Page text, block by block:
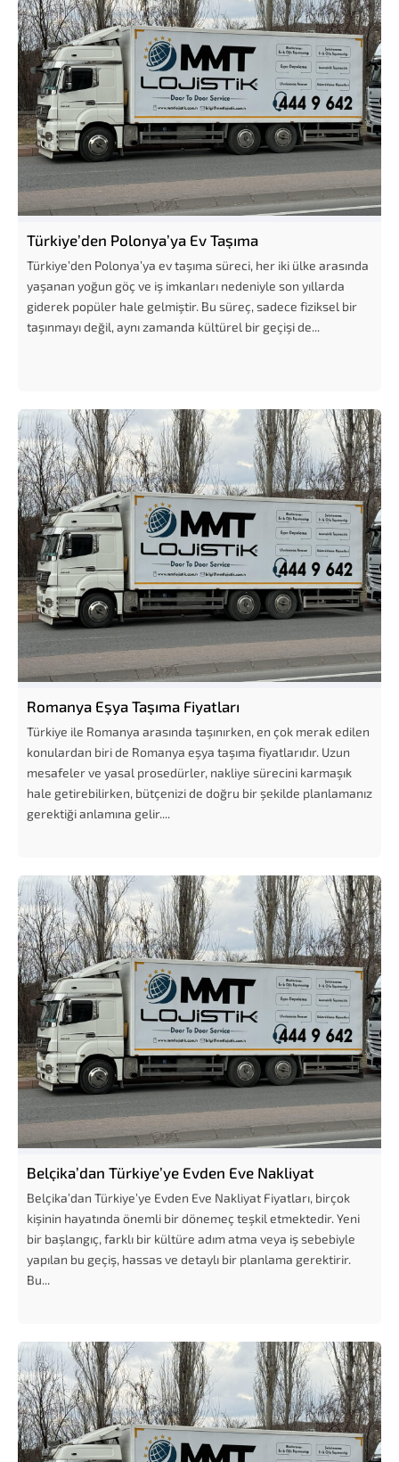
Türkiye’den Polonya’ya Ev Taşıma
Türkiye’den Polonya’ya ev taşıma süreci, her iki ülke arasında
yaşanan yoğun göç ve iş imkanları nedeniyle son yıllarda
giderek popüler hale gelmiştir. Bu süreç, sadece fiziksel bir
taşınmayı değil, aynı zamanda kültürel bir geçişi de...
Romanya Eşya Taşıma Fiyatları
Türkiye ile Romanya arasında taşınırken, en çok merak edilen
konulardan biri de Romanya eşya taşıma fiyatlarıdır. Uzun
mesafeler ve yasal prosedürler, nakliye sürecini karmaşık
hale getirebilirken, bütçenizi de doğru bir şekilde planlamanız
gerektiği anlamına gelir....
Belçika’dan Türkiye’ye Evden Eve Nakliyat
Belçika’dan Türkiye’ye Evden Eve Nakliyat Fiyatları, birçok
kişinin hayatında önemli bir dönemeç teşkil etmektedir. Yeni
bir başlangıç, farklı bir kültüre adım atma veya iş sebebiyle
yapılan bu geçiş, hassas ve detaylı bir planlama gerektirir.
Bu...